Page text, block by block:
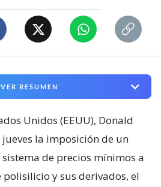
VER RESUMEN
Unidos (EEUU), Donald
la imposición de un
de precios mínimos a
y sus derivados, el